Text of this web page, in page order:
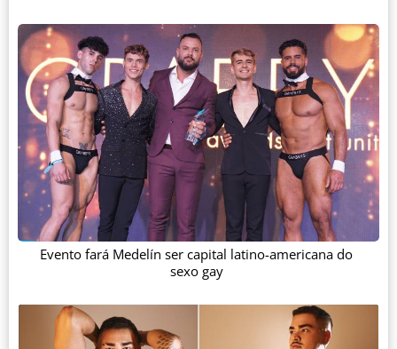
Evento fará Medelín ser capital latino-americana do
sexo gay